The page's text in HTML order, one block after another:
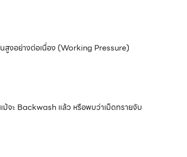
นสูงอย่างต่อเนื่อง (Working Pressure)
ม้จะ Backwash แล้ว หรือพบว่าเม็ดทรายจับ